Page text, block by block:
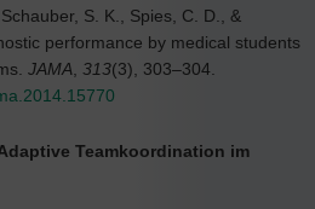
S. K., Spies, C. D., &
performance by medical students
JAMA 313(3), 303–304.
Teamkoordination im